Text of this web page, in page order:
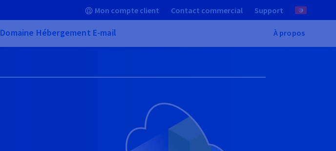
Mon compte client Contact commercial Support
Domaine Hébergement E-mail À propos